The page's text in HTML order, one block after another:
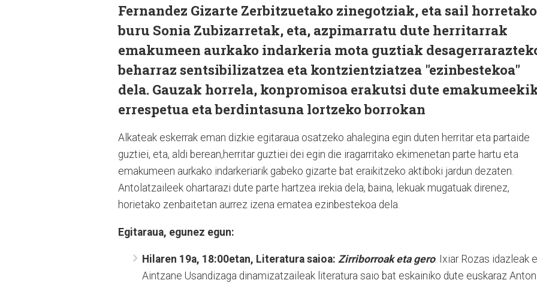
Fernandez Gizarte Zerbitzuetako zinegotziak, eta sail horretako
buru Sonia Zubizarretak, eta, azpimarratu dute herritarrak
emakumeen aurkako indarkeria mota guztiak
beharraz sentsibilizatzea eta kontzientziatzea "ezinbestekoa"
dela. Gauzak horrela, konpromisoa erakutsi dute
errespetua eta berdintasuna lortzeko borrokan
Alkateak eskerrak eman dizkie egitaraua osatzeko ahalegina egin duten herritar eta partaide
guztiei, eta, aldi berean,herritar guztiei dei egin die iragarritako ekimenetan parte hartu eta
emakumeen aurkako indarkeriarik gabeko gizarte bat eraikitzeko aktiboki jardun dezaten.
Antolatzaileek ohartarazi dute parte hartzea irekia dela, baina, lekuak mugatuak direnez,
horietako zenbaitetan aurrez izena ematea ezinbestekoa dela.
Egitaraua, egunez egun:
Hilaren 19a, 18:00etan, Literatura saioa: Zirriborroak eta gero. Ixiar Rozas idazleak
Aintzane Usandizaga dinamizatzaileak literatura saio bat eskainiko dute euskaraz